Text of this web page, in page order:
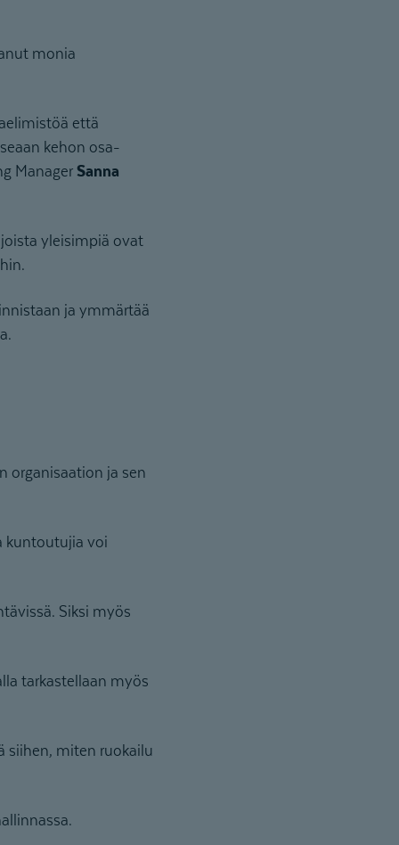
monia
että
kehon osa-
ManagerSanna
yleisimpiä ovat
ja ymmärtää
organisaation ja sen
kuntoutujia voi
Siksi myös
tarkastellaan myös
siihen, miten ruokailu